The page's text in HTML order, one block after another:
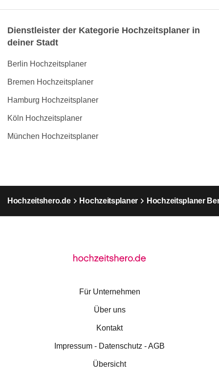
Dienstleister der Kategorie Hochzeitsplaner in
deiner Stadt
Berlin Hochzeitsplaner
Bremen Hochzeitsplaner
Hamburg Hochzeitsplaner
Köln Hochzeitsplaner
München Hochzeitsplaner
Hochzeitshero.de Hochzeitsplaner Hochzeitsplaner
Für Unternehmen
Über uns
Kontakt
Impressum - Datenschutz - AGB
Übersicht